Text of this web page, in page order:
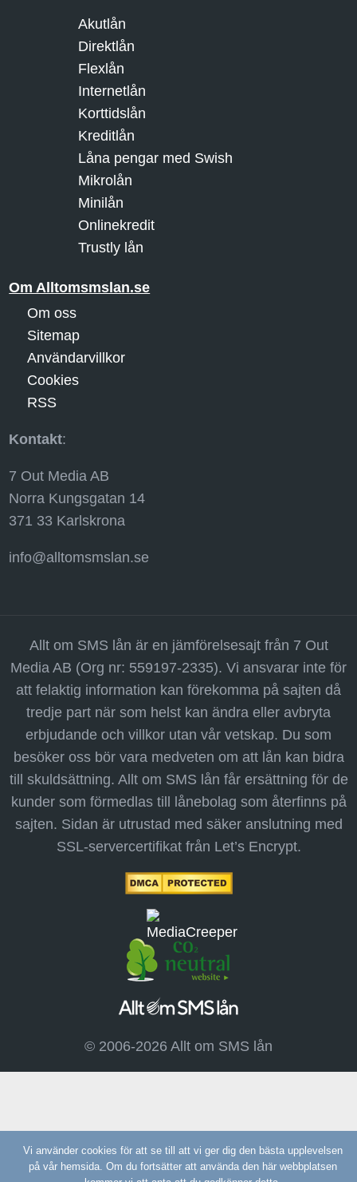
Akutlån
Direktlån
Flexlån
Internetlån
Korttidslån
Kreditlån
Låna pengar med Swish
Mikrolån
Minilån
Onlinekredit
Trustly lån
Om Alltomsmslan.se
Om oss
Sitemap
Användarvillkor
Cookies
RSS
Kontakt:
7 Out Media AB
Norra Kungsgatan 14
371 33 Karlskrona
info@alltomsmslan.se
Allt om SMS lån är en jämförelsesajt från 7 Out
Media AB (Org nr: 559197-2335). Vi ansvarar inte för
att felaktig information kan förekomma på sajten då
tredje part när som helst kan ändra eller avbryta
erbjudande och villkor utan vår vetskap. Du som
besöker oss bör vara medveten om att lån kan bidra
till skuldsättning. Allt om SMS lån får ersättning för de
kunder som förmedlas till lånebolag som återfinns på
sajten. Sidan är utrustad med säker anslutning med
SSL-servercertifikat från Let’s Encrypt.
© 2006-2026 Allt om SMS lån
Vi använder cookies för att se till att vi ger dig den bästa upplevelsen
på vår hemsida. Om du fortsätter att använda den här webbplatsen